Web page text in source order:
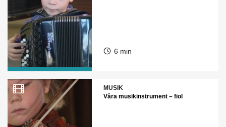
6 min
MUSIK
Våra musikinstrument – fiol